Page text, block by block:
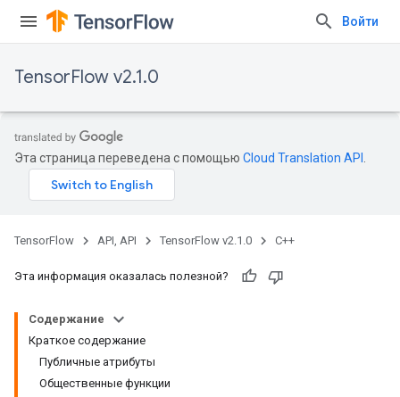
Войти
TensorFlow v2.1.0
Эта страница переведена с помощью Cloud Translation API
TensorFlow API, API TensorFlow v2.1.0 C++
Эта информация оказалась полезной?
Содержание
Краткое содержание
Публичные атрибуты
Общественные функции